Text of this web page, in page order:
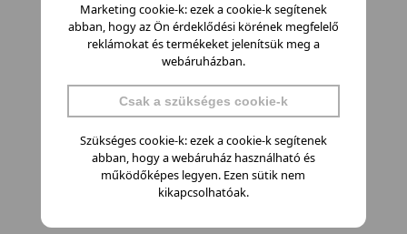
Marketing cookie-k: ezek a cookie-k segítenek
abban, hogy az Ön érdeklődési körének megfelelő
reklámokat és termékeket jelenítsük meg a
webáruházban.
Csak a szükséges cookie-k
Szükséges cookie-k: ezek a cookie-k segítenek
abban, hogy a webáruház használható és
működőképes legyen. Ezen sütik nem
kikapcsolhatóak.